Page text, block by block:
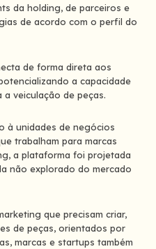
da holding, de parceiros e
de acordo com o perfil do
de forma direta aos
a capacidade
a veiculação de peças.
à unidades de negócios
trabalham para marcas
a plataforma foi projetada
não explorado do mercado
que precisam criar,
de peças, orientados por
marcas e startups também